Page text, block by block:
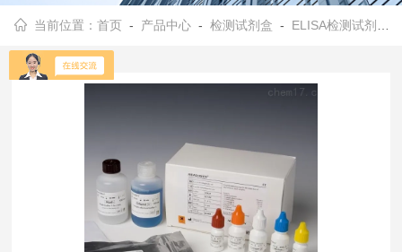
当前位置：首页 - 产品中心 -检测试剂盒 - ELISA检测试剂盒